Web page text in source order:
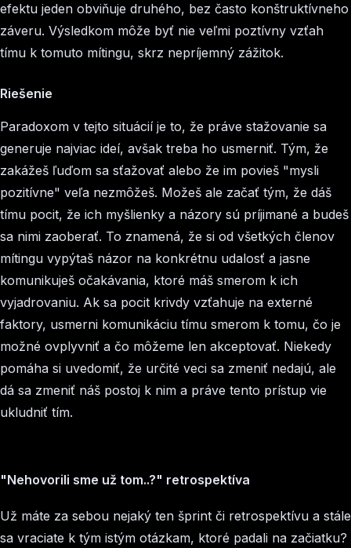
efektu jeden obviňuje druhého, bez často konštruktívneho
záveru. Výsledkom môže byť nie veľmi poztívny vzťah
tímu k tomuto mítingu, skrz nepríjemný zážitok.
Riešenie
Paradoxom v tejto situácií je to, že práve stažovanie sa
generuje najviac ideí, avšak treba ho usmerniť. Tým, že
zakážeš ľuďom sa sťažovať alebo že im povieš "mysli
pozitívne" veľa nezmôžeš. Možeš ale začať tým, že dáš
tímu pocit, že ich myšlienky a názory sú príjimané a budeš
sa nimi zaoberať. To znamená, že si od všetkých členov
mítingu vypýtaš názor na konkrétnu udalosť a jasne
komunikuješ očakávania, ktoré máš smerom k ich
vyjadrovaniu. Ak sa pocit krivdy vzťahuje na externé
faktory, usmerni komunikáciu tímu smerom k tomu, čo je
možné ovplyvniť a čo môžeme len akceptovať. Niekedy
pomáha si uvedomiť, že určité veci sa zmeniť nedajú, ale
dá sa zmeniť náš postoj k nim a práve tento prístup vie
ukludniť tím.
"Nehovorili sme už tom..?" retrospektíva
Už máte za sebou nejaký ten šprint či retrospektívu a stále
sa vraciate k tým istým otázkam, ktoré padali na začiatku?